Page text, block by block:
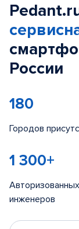
России
180
Городов
1 300+
Авторизованных
инженеров